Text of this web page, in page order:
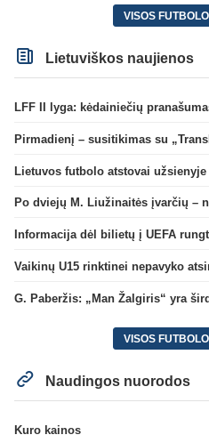
VISOS
Lietuviškos naujienos
LFF II lyga: kėdainiečių
Pirmadienį – susitikimas su
Lietuvos futbolo atstovai
Informacija dėl bilietų į UEFA
Vaikinų U15 rinktinei nepavyko
G. Paberžis: „Man Žalgiris“ yra
VISOS
Naudingos nuorodos
Kuro kainos